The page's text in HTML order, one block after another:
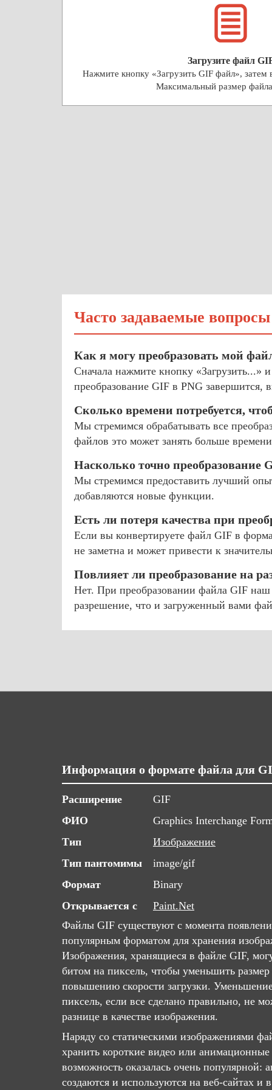
Загрузите файл
Нажмите кнопку «Загрузить GIF файл», затем
Максимальный размер
Часто задаваемые вопросы
Как я могу преобразовать мой
Сначала нажмите кнопку «Загрузить...»
преобразование GIF в PNG завершится,
Сколько времени потребуется,
Мы стремимся обрабатывать все
файлов это может занять больше
Насколько точно преобразование
Мы стремимся предоставить лучший
добавляются новые функции.
Есть ли потеря качества при
Если вы конвертируете файл GIF в
не заметна и может привести к
Повлияет ли преобразование на
Нет. При преобразовании файла GIF наш
разрешение, что и загруженный вами
Информация о формате файла для
Расширение
GIF
ФИО
Graphics Interchange
Тип
Изображение
Тип пантомимы
image/gif
Формат
Binary
Открывается с
Paint.Net
Файлы GIF существуют с момента
популярным форматом для хранения
Изображения, хранящиеся в файле GIF,
битом на пиксель, чтобы уменьшить
повышению скорости загрузки.
пиксель, если все сделано правильно, не
разнице в качестве изображения.
Наряду со статическими изображениями
хранить короткие видео или анимационные
возможность оказалась очень
создаются и используются на веб-сайтах